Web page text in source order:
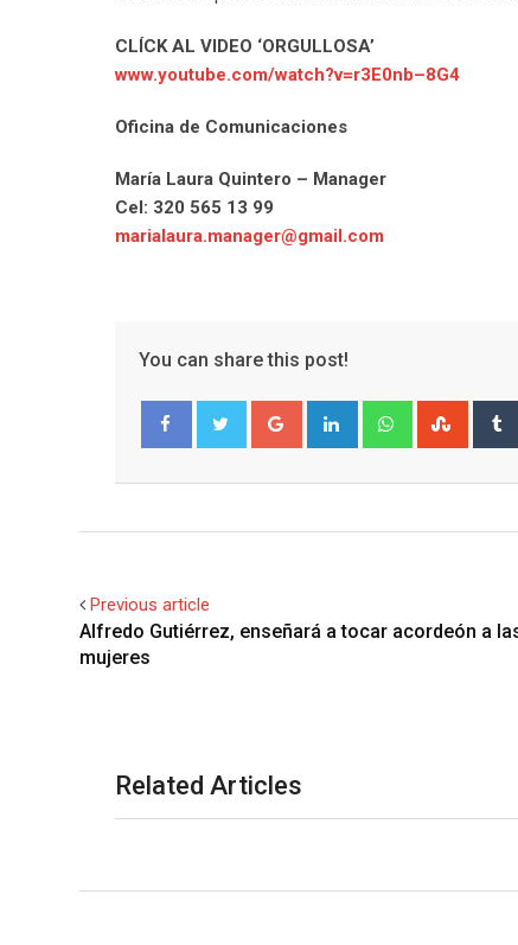
CLÍCK AL VIDEO ‘ORGULLOSA’
www.youtube.com/watch?v=r3E0nb–8G4
Oficina de Comunicaciones
María Laura Quintero – Manager
Cel: 320 565 13 99
marialaura.manager@gmail.com
You can share this post!
Google+ LinkedIn Whatsapp
Previous article
Alfredo Gutiérrez, enseñará a tocar acordeón a
mujeres
Related Articles